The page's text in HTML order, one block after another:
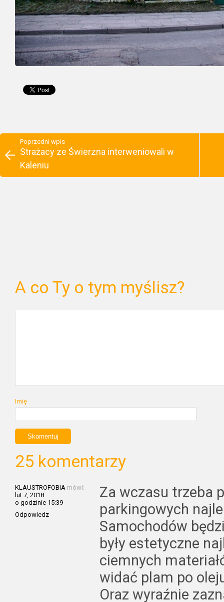
Poprzedni wpis
Strażacy ze Świerzna interweniowali w
Kaleniu
A co Ty o tym myślisz?
Imię
25 komentarzy
KLAUSTROFOBIA mówi:
lut 7, 2018
o godzinie 15:39
Odpowiedz
Za wczasu trzeba
parkingowych
Samochodów
były estetyczne
ciemnych
widać plam po
Oraz wyraźnie